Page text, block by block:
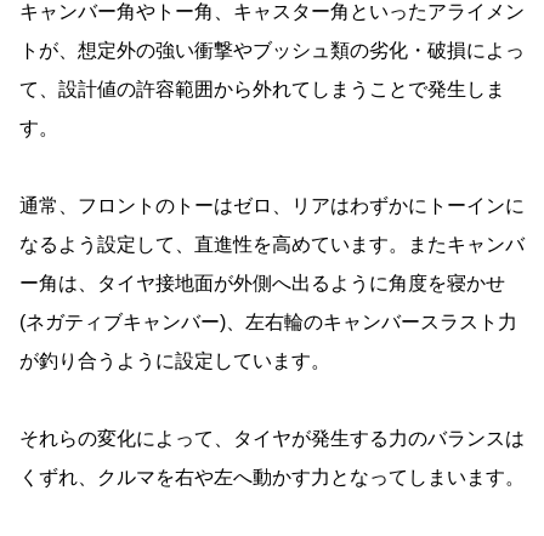
キャンバー角やトー角、キャスター角といったアライメン
トが、想定外の強い衝撃やブッシュ類の劣化・破損によっ
て、設計値の許容範囲から外れてしまうことで発生しま
す。
通常、フロントのトーはゼロ、リアはわずかにトーインに
なるよう設定して、直進性を高めています。またキャンバ
ー角は、タイヤ接地面が外側へ出るように角度を寝かせ
(ネガティブキャンバー)、左右輪のキャンバースラスト力
が釣り合うように設定しています。
それらの変化によって、タイヤが発生する力のバランスは
くずれ、クルマを右や左へ動かす力となってしまいます。